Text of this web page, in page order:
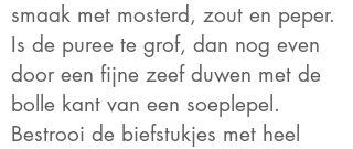
smaak met mosterd, zout en peper.
Is de puree te grof, dan nog even
door een fijne zeef duwen met de
bolle kant van een soeplepel.
Bestrooi de biefstukjes met heel